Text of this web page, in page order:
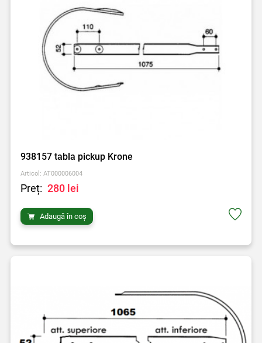
938157 tabla pickup Krone
Articol: AT000006004
Preț: 280 lei
Adaugă în coș